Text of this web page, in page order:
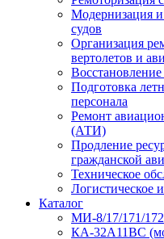
Модернизация
судов
Организация
вертолетов и
Подготовка
персонала
Ремонт
(АТИ)
Продление
гражданской
Техническое
Логистическое
Каталог
МИ-8/17/171/172
КА-32А11ВС